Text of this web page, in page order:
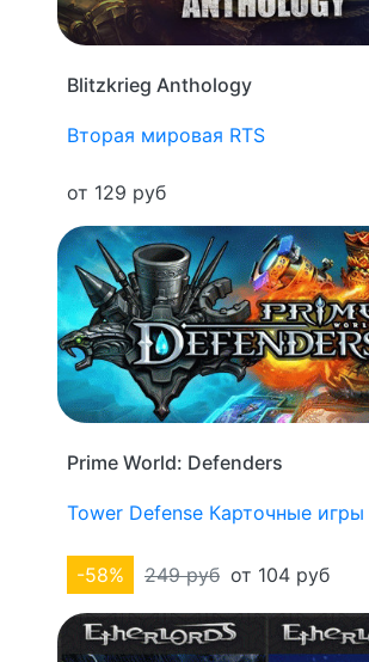
Blitzkrieg Anthology
Вторая мировая RTS
от 129 руб
Prime World: Defenders
Tower Defense Карточные игры
-58% 249 руб от 104 руб